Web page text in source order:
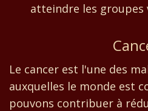
atteindre les groupes
Le cancer est l'une des
auxquelles le monde est
pouvons contribuer à